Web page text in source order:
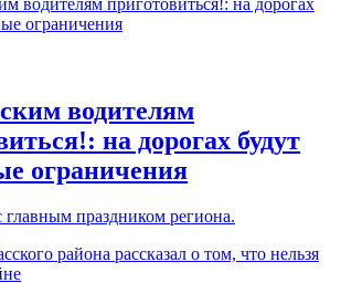
водителям
на дорогах будут
ограничения
главным праздником региона.